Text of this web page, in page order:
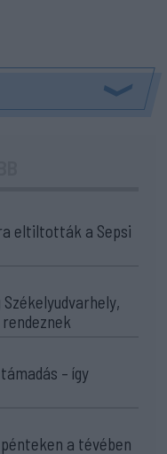
eltiltották a Sepsi
– így
a tévében